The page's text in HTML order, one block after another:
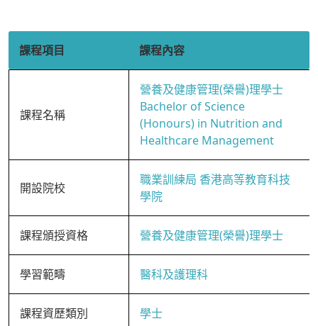
課程項目 課程內容
課程名稱
營養及健康管理(榮譽)理學士
Bachelor of Science
(Honours) in Nutrition and
Healthcare Management
開設院校
職業訓練局 香港高等教育科技
學院
課程頒授資格 營養及健康管理(榮譽)理學士
學習範疇 醫科及護理科
課程資歷類別 學士